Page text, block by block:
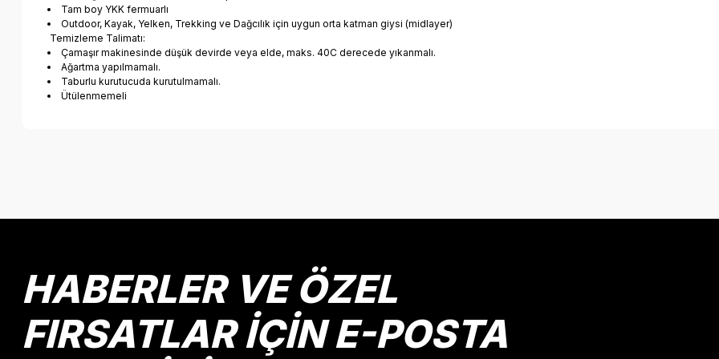
Tam boy YKK fermuarlı
Outdoor, Kayak, Yelken, Trekking ve Dağcılık için uygun orta katman giysi (midlayer)
Temizleme Talimatı:
Çamaşır makinesinde düşük devirde veya elde, maks. 40C derecede yıkanmalı.
Ağartma yapılmamalı.
Taburlu kurutucuda kurutulmamalı.
Ütülenmemeli
Ürün resmi kalitesiz, bozuk veya görüntülenemiyor.
Ürün fiyatı diğer sitelerden daha pahalı.
HABERLER VE ÖZEL
FIRSATLAR İÇİN E-POSTA